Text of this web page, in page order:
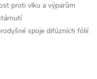
proti vlku a výparům
spoje difúzních fólií